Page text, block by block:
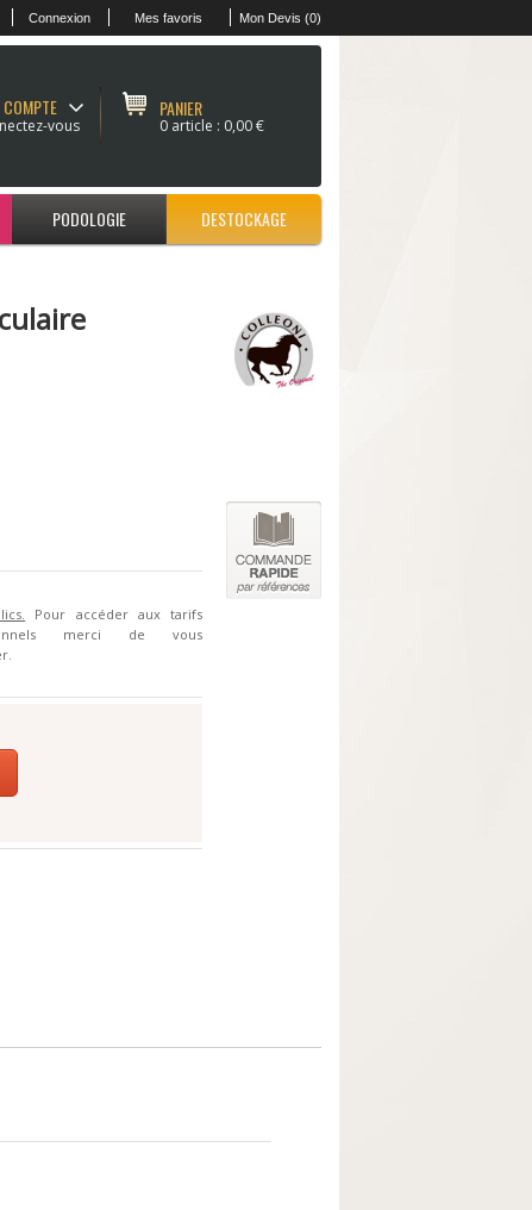
Connexion Mes favoris Mon Devis (0)
COMPTE
vous
PANIER
0 article : 0,00 €
PODOLOGIE DESTOCKAGE
Pour accéder aux tarifs
merci de vous